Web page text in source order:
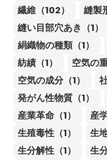
繊維（102）
縫製
縫い目部穴あき（1）
絹織物の種類（1）
紡績（1）
空気の
空気の成分（1）
発がん性物質（1）
産業革命（1）
産
生殖毒性（1）
生
生分解性（1）
生